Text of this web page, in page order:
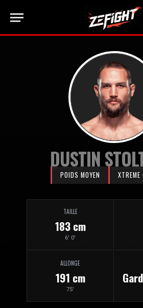
DUSTIN
POIDS MOYEN XTREME
TAILLE
183 cm
6' 0'
ALLONGE
191 cm
75'